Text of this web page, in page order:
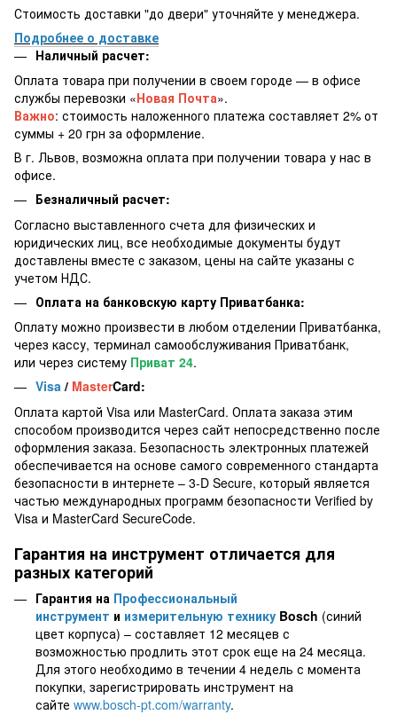
Стоимость доставки "до двери" уточняйте у менеджера.
Подробнее о доставке
Наличный расчет:
Оплата товара при получении в своем городе — в офисе
службы перевозки «Новая Почта».
Важно: стоимость наложенного платежа составляет 2% от
суммы + 20 грн за оформление.
В г. Львов, возможна оплата при получении товара у нас в
офисе.
Безналичный расчет:
Согласно выставленного счета для физических и
юридических лиц, все необходимые документы будут
доставлены вместе с заказом, цены на сайте указаны с
учетом НДС.
Оплата на банковскую карту Приватбанка:
Оплату можно произвести в любом отделении Приватбанка,
через кассу, терминал самообслуживания Приватбанк,
или через систему Приват 24.
Visa / MasterCard:
Оплата картой Visa или MasterCard. Оплата заказа этим
способом производится через сайт непосредственно после
оформления заказа. Безопасность электронных платежей
обеспечивается на основе самого современного стандарта
безопасности в интернете – 3-D Secure, который является
частью международных программ безопасности Verified by
Visa и MasterCard SecureCode.
Гарантия на инструмент отличается для
разных категорий
Гарантия на Профессиональный
инструмент и измерительную технику Bosch (синий
цвет корпуса) – составляет 12 месяцев с
возможностью продлить этот срок еще на 24 месяца.
Для этого необходимо в течении 4 недель с момента
покупки, зарегистрировать инструмент на
сайте www.bosch-pt.com/warranty.